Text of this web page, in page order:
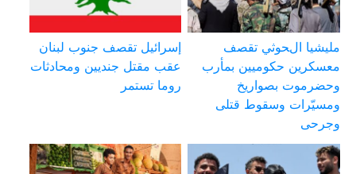
مليشيا الحوثي تقصف
معسكرين حكوميين بمأرب
وحضرموت بصواريخ
ومسيّرات وسقوط قتلى
وجرحى
إسرائيل تقصف جنوب لبنان
عقب مقتل جنديين ومحادثات
روما تستمر